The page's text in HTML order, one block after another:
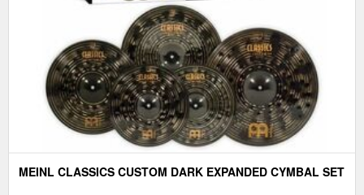
MEINL CLASSICS CUSTOM DARK EXPANDED CYMBAL SET